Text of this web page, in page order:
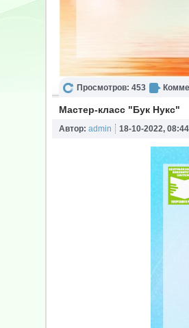
Просмотров: 453
Мастер-класс "Бук Нукс"
Автор: admin 18-10-2022, 08:44